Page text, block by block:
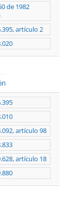
de 1982
artículo 2
artículo 98
artículo 18